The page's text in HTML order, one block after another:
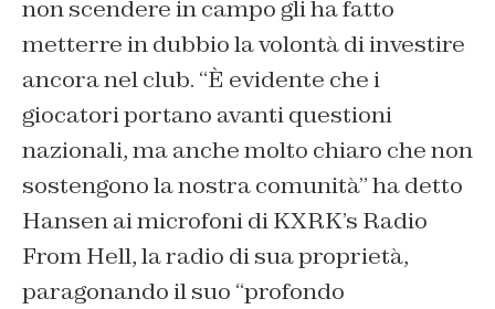
non scendere in campo gli ha fatto
metterre in dubbio la volontà di investire
ancora nel club. “È evidente che i
giocatori portano avanti questioni
nazionali, ma anche molto chiaro che non
sostengono la nostra comunità” ha detto
Hansen ai microfoni di KXRK’s Radio
From Hell, la radio di sua proprietà,
paragonando il suo “profondo